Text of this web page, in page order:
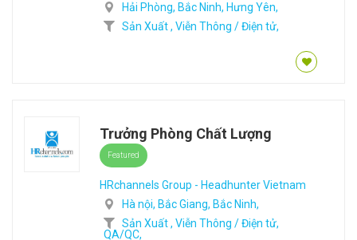
Hải Phòng, Bắc Ninh, Hưng Yên,
Sản Xuất , Viễn Thông / Điện tử,
Trưởng Phòng Chất Lượng
Featured
HRchannels Group - Headhunter Vietnam
Hà nội, Bắc Giang, Bắc Ninh,
Sản Xuất , Viễn Thông / Điện tử,
QA/QC,